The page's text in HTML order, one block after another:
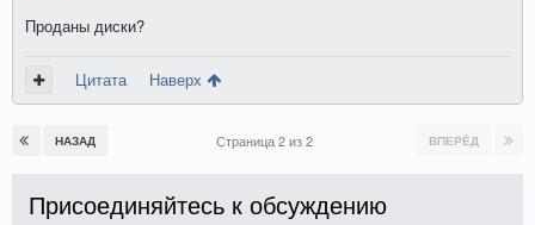
Проданы диски?
Цитата Наверх
НАЗАД ВПЕРЁД
Страница 2 из 2
Присоединяйтесь к обсуждению